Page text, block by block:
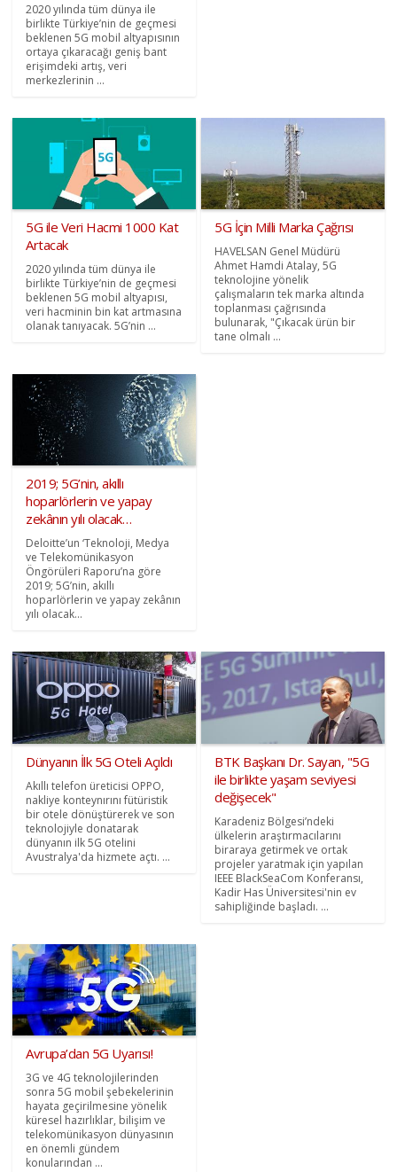
2020 yılında tüm dünya ile
birlikte Türkiye’nin de geçmesi
beklenen 5G mobil altyapısının
ortaya çıkaracağı geniş bant
erişimdeki artış, veri
merkezlerinin ...
5G ile Veri Hacmi 1000 Kat
Artacak
2020 yılında tüm dünya ile
birlikte Türkiye’nin de geçmesi
beklenen 5G mobil altyapısı,
veri hacminin bin kat artmasına
olanak tanıyacak. 5G’nin ...
5G İçin Milli Marka Çağrısı
HAVELSAN Genel Müdürü
Ahmet Hamdi Atalay, 5G
teknolojine yönelik
çalışmaların tek marka altında
toplanması çağrısında
bulunarak, "Çıkacak ürün bir
tane olmalı ...
2019; 5G’nin, akıllı
hoparlörlerin ve yapay
zekânın yılı olacak…
Deloitte’un ‘Teknoloji, Medya
ve Telekomünikasyon
Öngörüleri Raporu’na göre
2019; 5G’nin, akıllı
hoparlörlerin ve yapay zekânın
yılı olacak…
Dünyanın İlk 5G Oteli Açıldı
Akıllı telefon üreticisi OPPO,
nakliye konteynırını fütüristik
bir otele dönüştürerek ve son
teknolojiyle donatarak
dünyanın ilk 5G otelini
Avustralya'da hizmete açtı. ...
BTK Başkanı Dr. Sayan, "5G
ile birlikte yaşam seviyesi
değişecek"
Karadeniz Bölgesi’ndeki
ülkelerin araştırmacılarını
biraraya getirmek ve ortak
projeler yaratmak için yapılan
IEEE BlackSeaCom Konferansı,
Kadir Has Üniversitesi'nin ev
sahipliğinde başladı. ...
Avrupa’dan 5G Uyarısı!
3G ve 4G teknolojilerinden
sonra 5G mobil şebekelerinin
hayata geçirilmesine yönelik
küresel hazırlıklar, bilişim ve
telekomünikasyon dünyasının
en önemli gündem
konularından ...